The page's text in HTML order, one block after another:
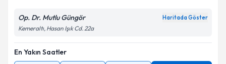
Op. Dr. Mutlu Güngör Haritada Göster
Kemeraltı, Hasan Işık Cd. 22a
En Yakın Saatler